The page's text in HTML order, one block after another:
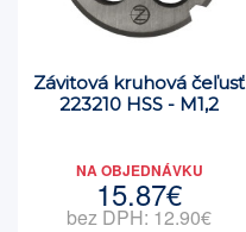
Závitová kruhová čeľusť
223210 HSS - M1,2
NA OBJEDNÁVKU
15.87€
bez DPH: 12.90€